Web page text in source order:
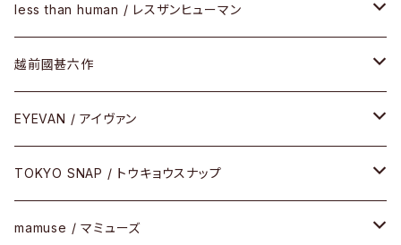
SUNSHIFT
ケア用品
サングラス
Frogskins(フロッグスキン )
Latch(ラッチ)
その他
修理
小物
メガネフレーム
サングラス
その他
less than human / レスザンヒューマン
メガネフレーム
サングラス
その他
越前國甚六作
セルフレーム
メタルフレーム
コンビフレーム
EYEVAN / アイヴァン
メガネ
サングラス
TOKYO SNAP / トウキョウスナップ
セルフレーム
mamuse / マミューズ